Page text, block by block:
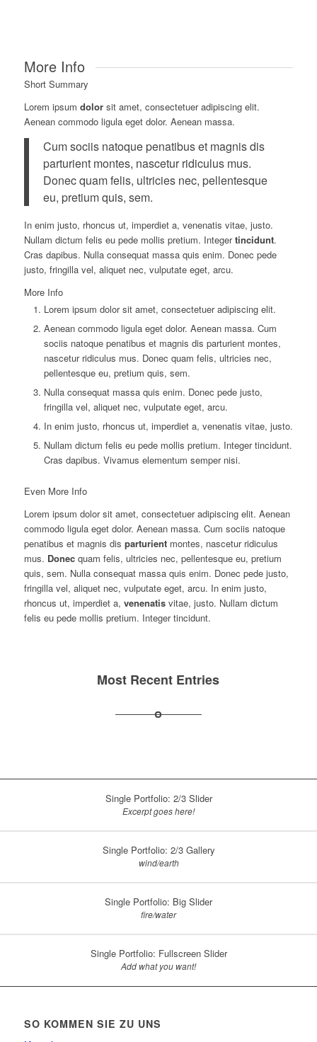
More Info
Short Summary
Lorem ipsum dolorsit amet, consectetuer adipiscing elit.
Aenean commodo ligula eget dolor. Aenean massa.
Cum sociis natoque penatibus et magnis dis
parturient montes, nascetur ridiculus mus.
Donec quam felis, ultricies nec, pellentesque
eu, pretium quis, sem.
In enim justo, rhoncus ut, imperdiet a, venenatis vitae, justo.
Nullam dictum felis eu pede mollis pretium. Integertincidunt.
Cras dapibus. Nulla consequat massa quis enim. Donec pede
justo, fringilla vel, aliquet nec, vulputate eget, arcu.
More Info
Lorem ipsum dolor sit amet, consectetuer adipiscing elit.
Aenean commodo ligula eget dolor. Aenean massa. Cum
sociis natoque penatibus et magnis dis parturient montes,
nascetur ridiculus mus. Donec quam felis, ultricies nec,
pellentesque eu, pretium quis, sem.
Nulla consequat massa quis enim. Donec pede justo,
fringilla vel, aliquet nec, vulputate eget, arcu.
In enim justo, rhoncus ut, imperdiet a, venenatis vitae, justo.
Nullam dictum felis eu pede mollis pretium. Integer tincidunt.
Cras dapibus. Vivamus elementum semper nisi.
Even More Info
Lorem ipsum dolor sit amet, consectetuer adipiscing elit. Aenean
commodo ligula eget dolor. Aenean massa. Cum sociis natoque
penatibus et magnis dis parturientmontes, nascetur ridiculus
mus. Donecquam felis, ultricies nec, pellentesque eu, pretium
quis, sem. Nulla consequat massa quis enim. Donec pede justo,
fringilla vel, aliquet nec, vulputate eget, arcu. In enim justo,
rhoncus ut, imperdiet a, venenatisvitae, justo. Nullam dictum
felis eu pede mollis pretium. Integer tincidunt.
Most Recent Entries
Single Portfolio: 2/3 Slider
Excerpt goes here!
Single Portfolio: 2/3 Gallery
wind/earth
Single Portfolio: Big Slider
fire/water
Single Portfolio: Fullscreen Slider
Add what you want!
SO KOMMEN SIE ZU UNS